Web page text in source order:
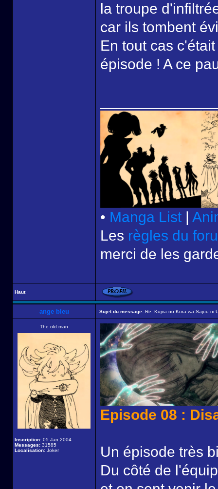
la troupe
car ils tombent
En tout cas
épisode ! A ce
• Manga List |
Les règles du
merci de les
Haut
ange bleu Sujet du message: Re: Kujira no Kora wa Sajou ni
The old man
Inscription: 05 Jan 2004
Messages: 31585
Localisation: Joker
Episode 08 :
Un épisode très
Du côté de